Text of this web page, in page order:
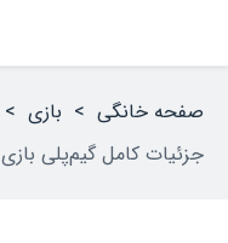
صفحه خانگی > بازی >
جزئیات کامل گیم‌پلی بازی Fable